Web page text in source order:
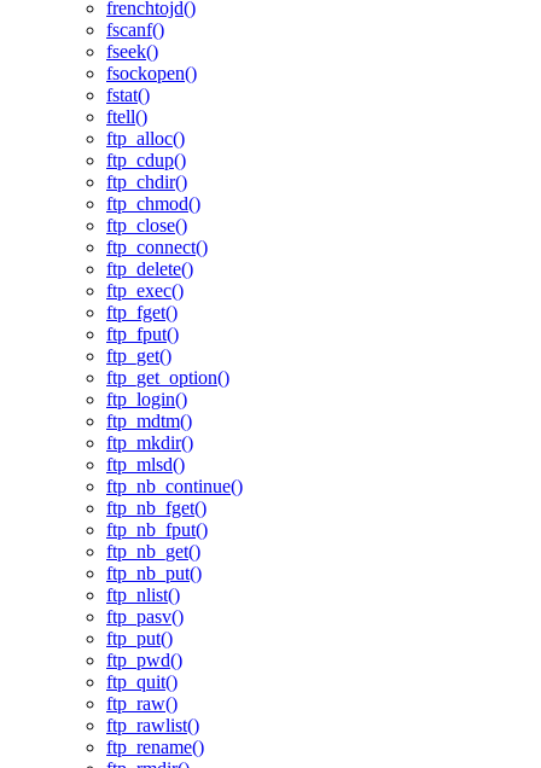
frenchtojd()
fscanf()
fseek()
fsockopen()
fstat()
ftell()
ftp_alloc()
ftp_cdup()
ftp_chdir()
ftp_chmod()
ftp_close()
ftp_connect()
ftp_delete()
ftp_exec()
ftp_fget()
ftp_fput()
ftp_get()
ftp_get_option()
ftp_login()
ftp_mdtm()
ftp_mkdir()
ftp_mlsd()
ftp_nb_continue()
ftp_nb_fget()
ftp_nb_fput()
ftp_nb_get()
ftp_nb_put()
ftp_nlist()
ftp_pasv()
ftp_put()
ftp_pwd()
ftp_quit()
ftp_raw()
ftp_rawlist()
ftp_rename()